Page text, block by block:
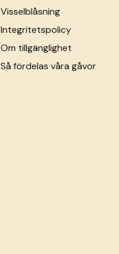
Visselblåsning
Integritetspolicy
Om tillgänglighet
Så fördelas våra gåvor